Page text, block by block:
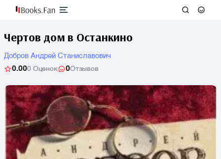
Чертов дом в Останкино
Добров Андрей Станиславович
0.000 Оценок 0Отзывов